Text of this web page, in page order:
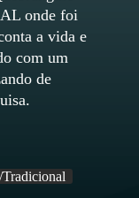
onde foi
a vida e
com um
de